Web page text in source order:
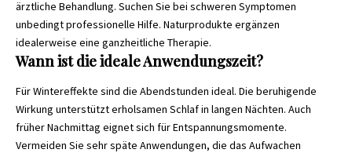
ärztliche Behandlung. Suchen Sie bei schweren Symptomen
unbedingt professionelle Hilfe. Naturprodukte ergänzen
idealerweise eine ganzheitliche Therapie.
Wann ist die ideale Anwendungszeit?
Für Wintereffekte sind die Abendstunden ideal. Die beruhigende
Wirkung unterstützt erholsamen Schlaf in langen Nächten. Auch
früher Nachmittag eignet sich für Entspannungsmomente.
Vermeiden Sie sehr späte Anwendungen, die das Aufwachen